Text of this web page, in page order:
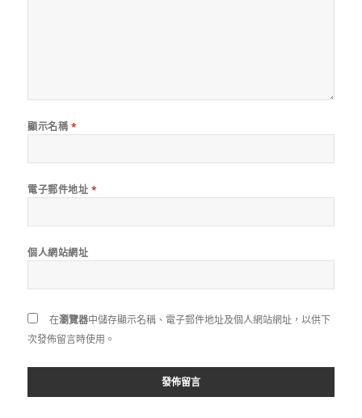
顯示名稱 *
電子郵件地址 *
個人網站網址
在瀏覽器中儲存顯示名稱、電子郵件地址及個人網站網址，以供下
次發佈留言時使用。